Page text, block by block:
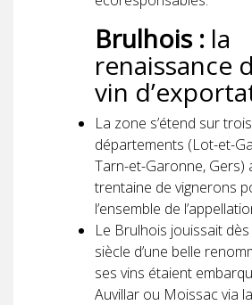
Brulhois : la
renaissance
vin
La zone s’étend sur trois
départements (Lot-et-
Tarn-et-Garonne, Gers)
trentaine de vignerons
l’ensemble de
Le Brulhois jouissait dès
siècle d’une belle
ses vins étaient
Auvillar ou Moissac via la